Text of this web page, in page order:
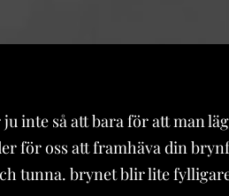
ju inte så att bara för att man
för oss att framhäva din
tunna. brynet blir lite